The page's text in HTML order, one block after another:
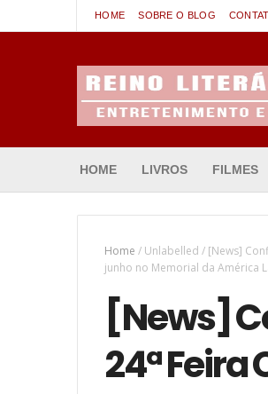
HOME SOBRE O BLOG
HOME LIVROS FILMES
Home / Unlabelled / [News]
junho no Memorial da América
[News]
24ª